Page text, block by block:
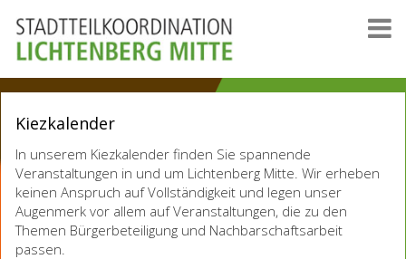
Kiezkalender
In unserem Kiezkalender finden Sie spannende
Veranstaltungen in und um Lichtenberg Mitte. Wir erheben
keinen Anspruch auf Vollständigkeit und legen unser
Augenmerk vor allem auf Veranstaltungen, die zu den
Themen Bürgerbeteiligung und Nachbarschaftsarbeit
passen.